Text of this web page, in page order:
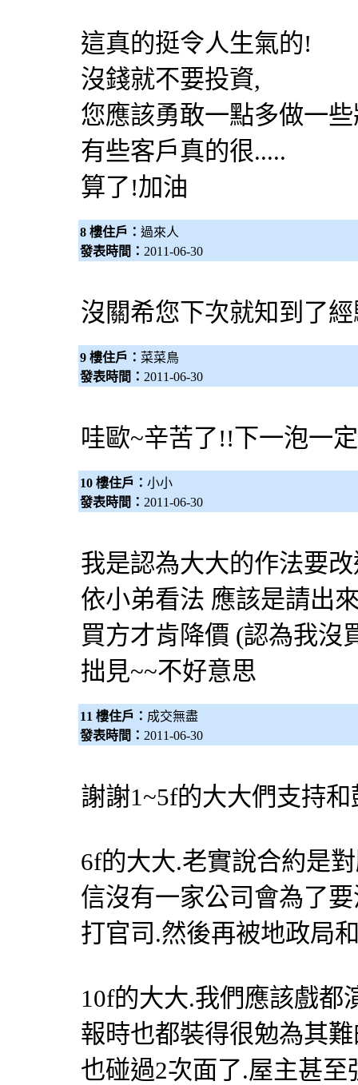
這真的挺令人生氣的!
沒錢就不要投資,
您應該勇敢一點多做一
有些客戶真的很.....
算了!加油
8 樓住戶： 過來人
發表時間： 2011-06-30
沒關希您下次就知到了
9 樓住戶： 菜菜鳥
發表時間： 2011-06-30
哇歐~辛苦了!!下一泡一
10 樓住戶： 小小
發表時間： 2011-06-30
我是認為大大的作法要
依小弟看法 應該是請出
買方才肯降價 (認為我沒
拙見~~不好意思
11 樓住戶： 成交無盡
發表時間： 2011-06-30
謝謝1~5f的大大們支持和
6f的大大.老實說合約是
信沒有一家公司會為了
打官司.然後再被地政局
10f的大大.我們應該戲都
報時也都裝得很勉為其
也碰過2次面了.屋主甚